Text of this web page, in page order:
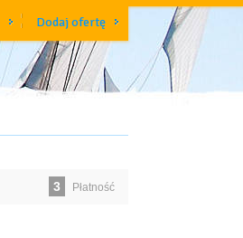
Dodaj ofertę
3 Płatność